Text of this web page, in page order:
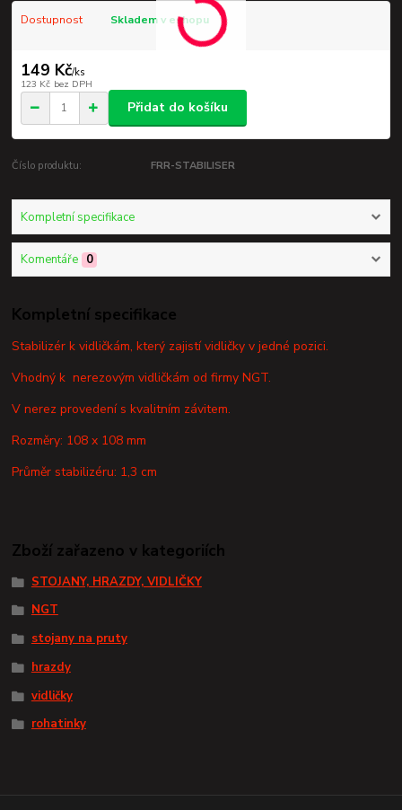
Dostupnost Skladem v eshopu
149 Kč/ks
123 Kč bez DPH
Přidat do košíku
Číslo produktu: FRR-STABILISER
Kompletní specifikace
Komentáře 0
Kompletní specifikace
Stabilizér k vidličkám, který zajistí vidličky v jedné pozici.
Vhodný k nerezovým vidličkám od firmy NGT.
V nerez provedení s kvalitním závitem.
Rozměry: 108 x 108 mm
Průměr stabilizéru: 1,3 cm
Zboží zařazeno v kategoriích
STOJANY, HRAZDY, VIDLIČKY
NGT
stojany na pruty
hrazdy
vidličky
rohatinky